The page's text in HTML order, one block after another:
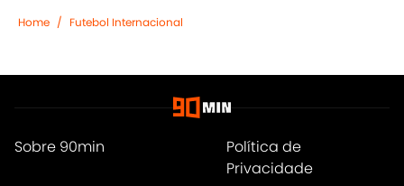
Home / Futebol Internacional
Sobre 90min
Política de
Privacidade